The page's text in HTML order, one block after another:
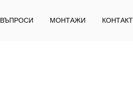
ВЪПРОСИ МОНТАЖИ